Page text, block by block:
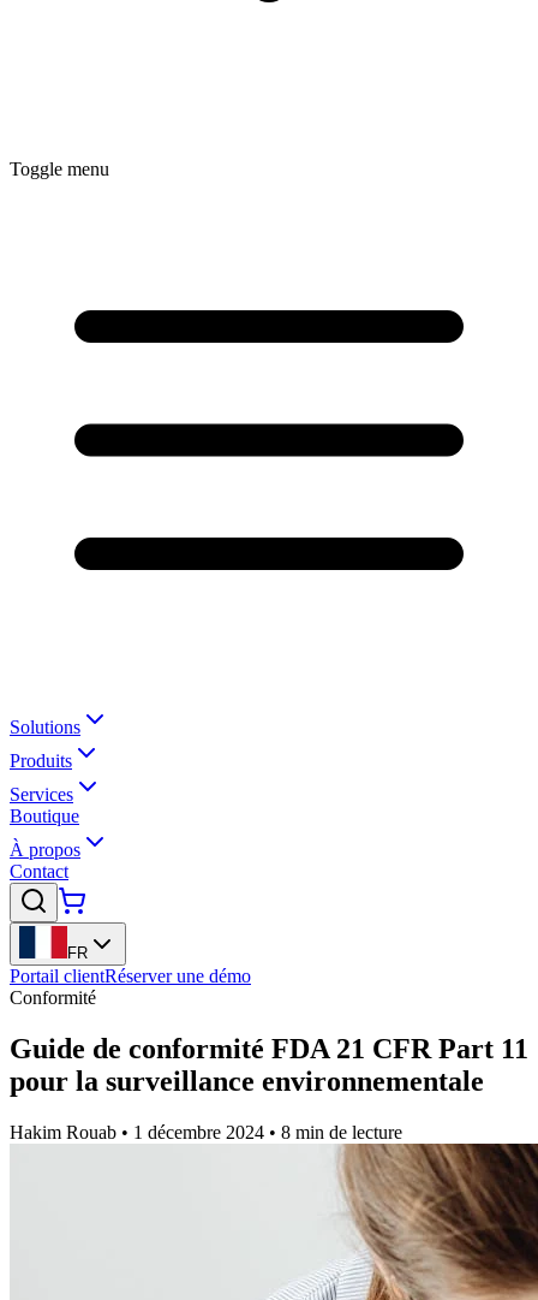
Toggle menu
Solutions
Produits
Services
Boutique
À propos
Contact
FR
Portail clientRéserver une démo
Conformité
Guide de conformité FDA 21 CFR Part 11
pour la surveillance environnementale
Hakim Rouab • 1 décembre 2024 • 8 min de lecture